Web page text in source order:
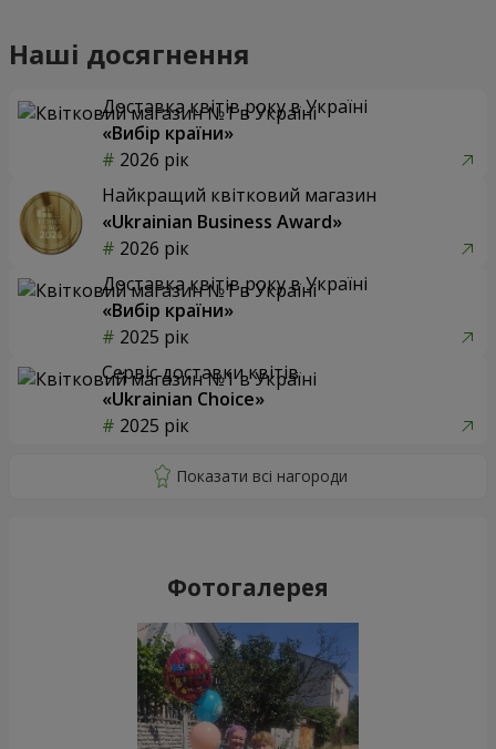
Наші досягнення
Доставка квітів року в Україні
«Вибір країни»
2026 рік
Найкращий квітковий магазин
«Ukrainian Business Award»
2026 рік
Доставка квітів року в Україні
«Вибір країни»
2025 рік
Сервіс доставки квітів
«Ukrainian Choice»
2025 рік
Фотогалерея